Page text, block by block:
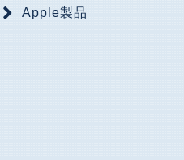
Apple製品